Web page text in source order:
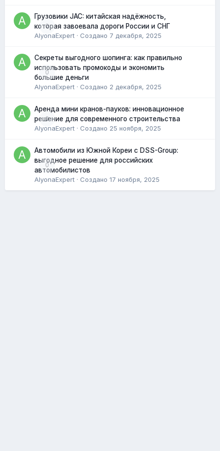
0
Грузовики JAC: китайская надёжность,
которая завоевала дороги России и СНГ
AlyonaExpert · Создано 7 декабря, 2025
0
Секреты выгодного шопинга: как правильно
использовать промокоды и экономить
большие деньги
AlyonaExpert · Создано 2 декабря, 2025
0
Аренда мини кранов-пауков: инновационное
решение для современного строительства
AlyonaExpert · Создано 25 ноября, 2025
0
Автомобили из Южной Кореи с DSS-Group:
выгодное решение для российских
автомобилистов
AlyonaExpert · Создано 17 ноября, 2025